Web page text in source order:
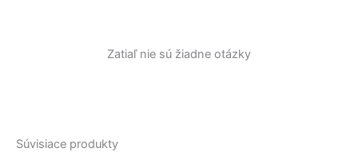
Zatiaľ nie sú žiadne otázky
Súvisiace produkty